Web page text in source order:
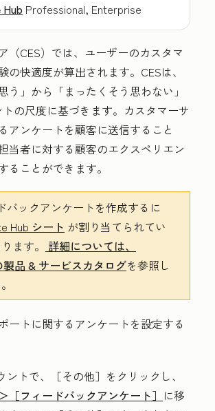
Hub Professional, Enterprise
（CES）では、ユーザーのカスタマ
の快適度が算出されます。CESは、
う」 から「まったくそう思わない」
トの尺度に基づきます。カスタマーサ
アンケートを顧客に送信すること
当者に対する顧客のエクスペリエン
ることができます。
バックアンケートを作成するに
Hub シート が割り当てられてい
ます。
詳細については、
品 & サービスカタログを参照し
ートに関するアンケートを設定する
トで、
［その他］をクリックし、
［フィードバックアンケート］ に移